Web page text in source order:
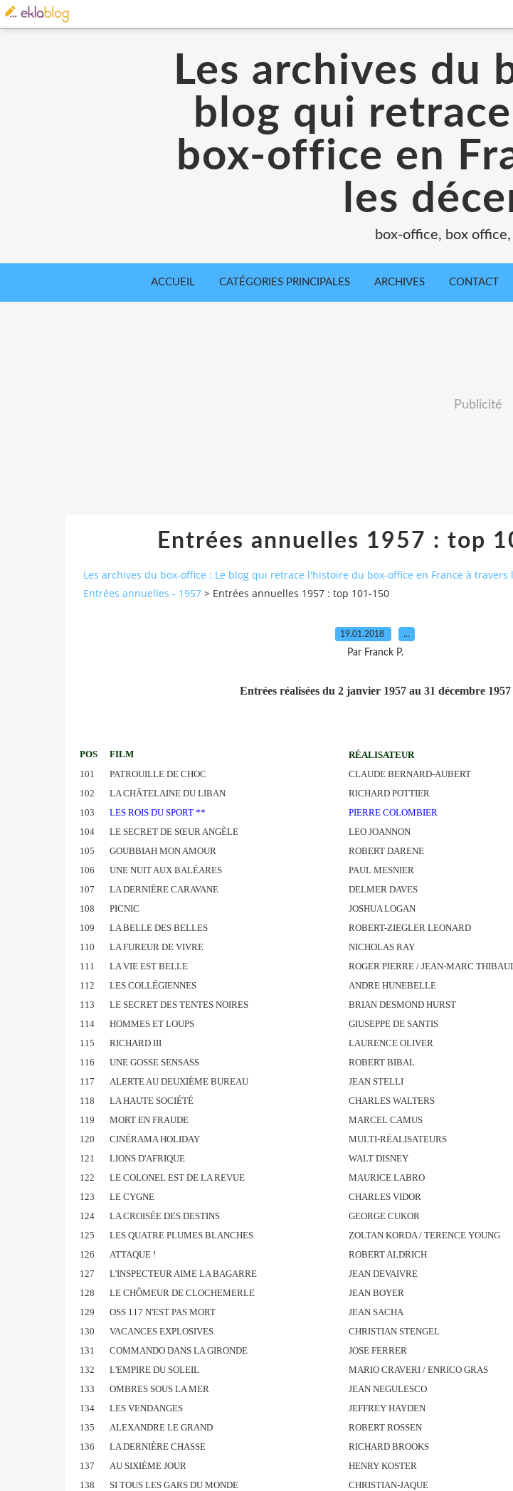
Les archives du
blog qui
box-office en
les
box-office, box
ACCUEIL CATÉGORIES PRINCIPALES ARCHIVES CONTACT
Publicité
Entrées annuelles 1957 : top
Les archives du box-office : Le blog qui retrace l'histoire du box-office en France à travers
Entrées annuelles - 1957 > Entrées annuelles 1957 : top 101-150
19.01.2018 …
Par Franck P.
Entrées réalisées du 2 janvier 1957 au 31 décembre 1957
POS FILM RÉALISATEUR
101
PATROUILLE DE CHOC CLAUDE BERNARD-AUBERT
102
LA CHÂTELAINE DU LIBAN RICHARD POTTIER
103
LES ROIS DU SPORT ** PIERRE COLOMBIER
104
LE SECRET DE SŒUR ANGÈLE LEO JOANNON
105
GOUBBIAH MON AMOUR ROBERT DARENE
106
UNE NUIT AUX BALÉARES PAUL MESNIER
107
LA DERNIÈRE CARAVANE DELMER DAVES
108
PICNIC JOSHUA LOGAN
109
LA BELLE DES BELLES ROBERT-ZIEGLER LEONARD
110
LA FUREUR DE VIVRE NICHOLAS RAY
111
LA VIE EST BELLE ROGER PIERRE / JEAN-MARC
112
LES COLLÉGIENNES ANDRE HUNEBELLE
113
LE SECRET DES TENTES NOIRES BRIAN DESMOND HURST
114
HOMMES ET LOUPS GIUSEPPE DE SANTIS
115
RICHARD III LAURENCE OLIVER
116
UNE GOSSE SENSASS ROBERT BIBAL
117
ALERTE AU DEUXIÈME BUREAU JEAN STELLI
118
LA HAUTE SOCIÉTÉ CHARLES WALTERS
119
MORT EN FRAUDE MARCEL CAMUS
120
CINÉRAMA HOLIDAY MULTI-RÉALISATEURS
121
LIONS D'AFRIQUE WALT DISNEY
122
LE COLONEL EST DE LA REVUE MAURICE LABRO
123
LE CYGNE CHARLES VIDOR
124
LA CROISÉE DES DESTINS GEORGE CUKOR
125
LES QUATRE PLUMES BLANCHES ZOLTAN KORDA / TERENCE YOUNG
126
ATTAQUE ! ROBERT ALDRICH
127
L'INSPECTEUR AIME LA BAGARRE JEAN DEVAIVRE
128
LE CHÔMEUR DE CLOCHEMERLE JEAN BOYER
129
OSS 117 N'EST PAS MORT JEAN SACHA
130
VACANCES EXPLOSIVES CHRISTIAN STENGEL
131
COMMANDO DANS LA GIRONDE JOSE FERRER
132
L'EMPIRE DU SOLEIL MARIO CRAVERI / ENRICO GRAS
133
OMBRES SOUS LA MER JEAN NEGULESCO
134
LES VENDANGES JEFFREY HAYDEN
135
ALEXANDRE LE GRAND ROBERT ROSSEN
136
LA DERNIÈRE CHASSE RICHARD BROOKS
137
AU SIXIÈME JOUR HENRY KOSTER
138
SI TOUS LES GARS DU MONDE CHRISTIAN-JAQUE